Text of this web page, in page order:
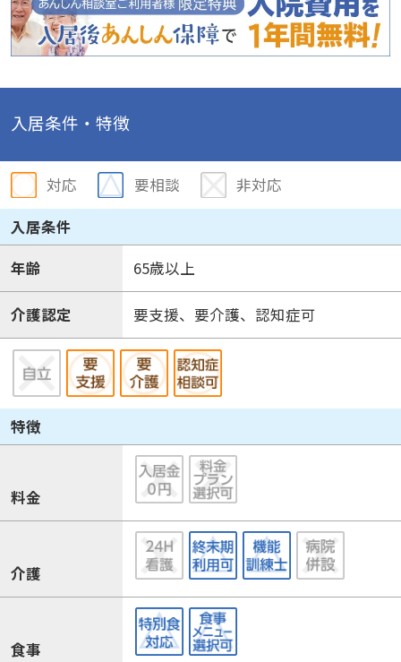
入居条件・特徴
対応 要相談
非対応
入居条件
年齢
65歳以上
介護認定 要支援、要介護、認知症可
特徴
料金
介護
食事